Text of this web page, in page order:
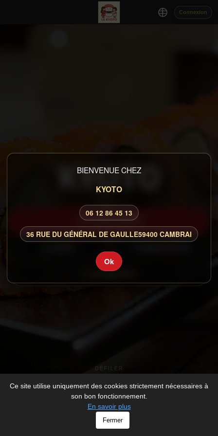
BIENVENUE CHEZ
KYOTO
06 12 86 45 13
36 RUE DU GÉNÉRAL DE GAULLE59400 CAMBRAI
Ok
Connexion
KYOTO
COMMANDER
CONNEXION
DÉFILER
Ce site utilise uniquement des cookies strictement nécessaires à
son bon fonctionnement.
En savoir plus
Fermer
© KYOTO - All rights Reserved -